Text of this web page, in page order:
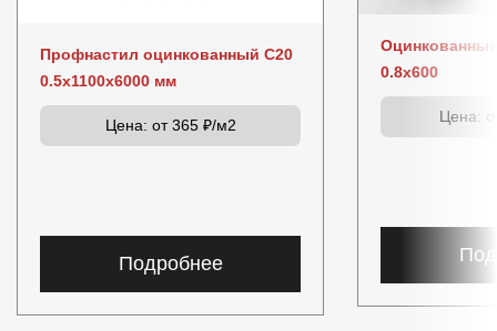
Профнастил оцинкованный C20
0.5x1100x6000 мм
Цена: от 365 ₽/м2
Подробнее
0.8x600
Цена: